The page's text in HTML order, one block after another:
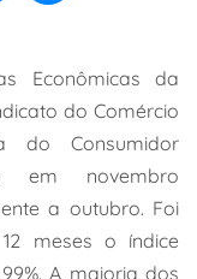
Econômicas da
do Comércio
do Consumidor
em novembro
a outubro. Foi
meses o índice
A maioria dos